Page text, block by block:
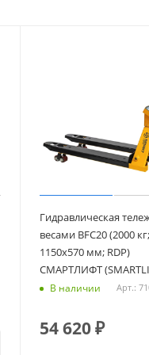
Гидравлическая
весами BFC20 (2000 кг;
1150х570 мм; RDP)
СМАРТЛИФТ
В наличии Арт.:
54 620₽